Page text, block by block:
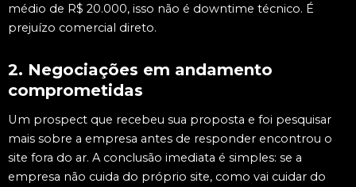
médio de R$ 20.000, isso não é downtime técnico. É
prejuízo comercial direto.
2. Negociações em andamento
comprometidas
Um prospect que recebeu sua proposta e foi pesquisar
mais sobre a empresa antes de responder encontrou o
site fora do ar. A conclusão imediata é simples: se a
empresa não cuida do próprio site, como vai cuidar do